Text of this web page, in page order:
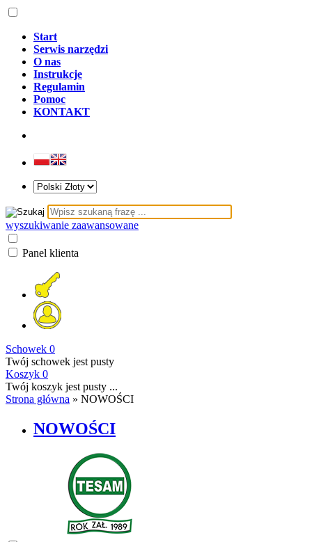
Start
Serwis narzędzi
O nas
Instrukcje
Regulamin
Pomoc
KONTAKT
wyszukiwanie zaawansowane
Panel klienta
Schowek 0
Twój schowek jest pusty
Koszyk 0
Twój koszyk jest pusty ...
Strona główna » NOWOŚCI
NOWOŚCI